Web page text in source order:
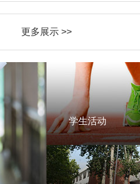
更多展示 >>
学生活动
学生活动